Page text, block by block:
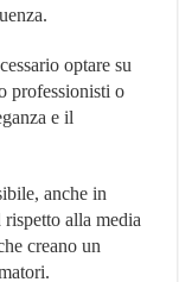
optare su
professionisti o
e il
anche in
alla media
creano un